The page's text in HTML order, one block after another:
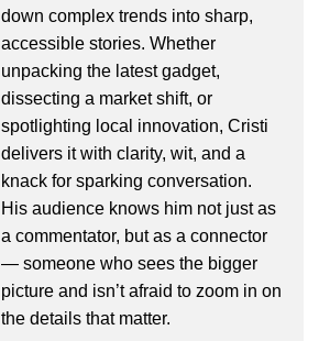
down complex trends into sharp,
accessible stories. Whether
unpacking the latest gadget,
dissecting a market shift, or
spotlighting local innovation, Cristi
delivers it with clarity, wit, and a
knack for sparking conversation.
His audience knows him not just as
a commentator, but as a connector
— someone who sees the bigger
picture and isn’t afraid to zoom in on
the details that matter.